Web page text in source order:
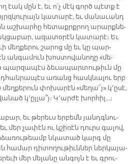
էակ մըն է, եւ ո՛չ մէկ գործ պէտք է
կա­տա­րէ, եւ մա­նա­ւանդ
աշ­խար­հը հե­տաքրք­րող ա­րարք­նե­
ա­զա­տօ­րէն կա­տա­րէ։ Եւ
մեղ­քե­րու շա­րոց մը եւ կը պար­
ան­գա­մուն խոս­տո­վա­նո­ղը «մե­
պար­զա­պէս ձե­ւա­պար­տու­թիւն մը
ա­ռանց հասկ­նա­լու երբ
փո­խա­րէն «մե­ղա՜յ» կ՚ը­սէ,
կ՚ըլ­լա՞յ։ Կ՚ար­ժէ խոր­հիլ…։
եւ թե­րեւս եր­բեմն յանդգ­նու­
մեր չա­փէն ու կշի­ռէն դուրս գա­լով,
նկա­տած կարգ մը
հա­մար դի­տո­ղու­թիւն­ներ ներ­կա­յա­
մեր մե­լա­նը ան­գոյն է եւ գրու­